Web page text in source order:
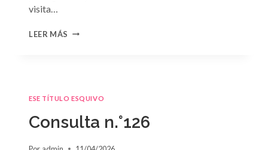
visita…
LEER MÁS CONSULTA
ESE TÍTULO ESQUIVO
Consulta n.°126